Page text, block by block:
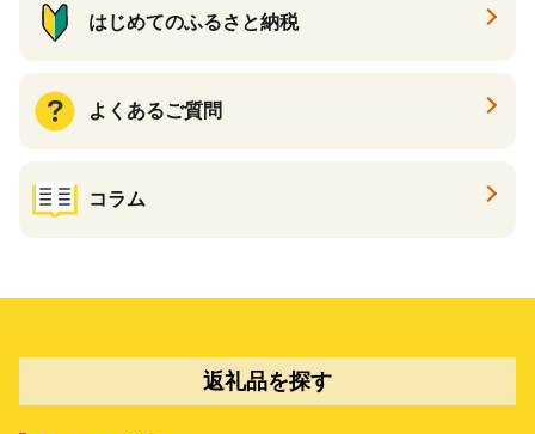
はじめてのふるさと納税
よくあるご質問
コラム
返礼品を探す